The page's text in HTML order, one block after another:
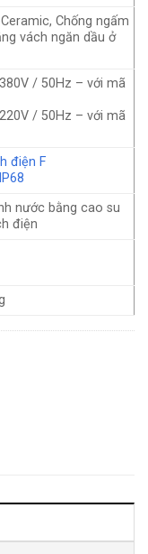
Chống ngấm
vách ngăn dầu ở
/ 50Hz – với mã
/ 50Hz – với mã
điện F
nước bằng cao su
điện